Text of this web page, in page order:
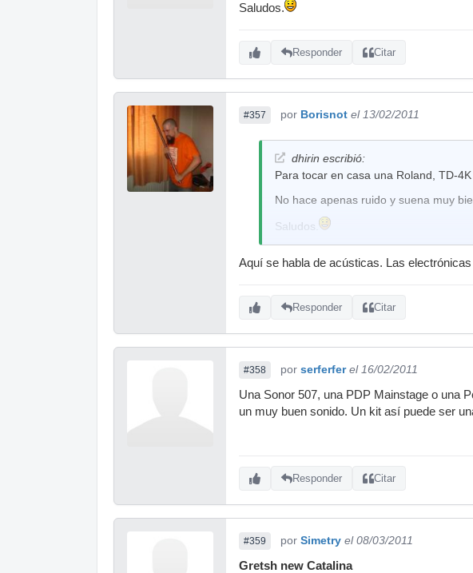
Saludos.
Responder Citar
#357 por Borisnot el 13/02/2011
dhirin escribió:
Para tocar en casa una Roland, TD-
No hace apenas ruido y suena muy
Saludos.
Aquí se habla de acústicas. Las
Responder Citar
#358 por serferfer el 16/02/2011
Una Sonor 507, una PDP Mainstage o una
un muy buen sonido. Un kit así puede ser
Responder Citar
#359 por Simetry el 08/03/2011
Gretsh new Catalina